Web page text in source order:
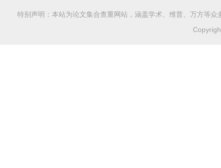
特别声明：本站为论文集合查重网站，涵盖学术、维普、万方等